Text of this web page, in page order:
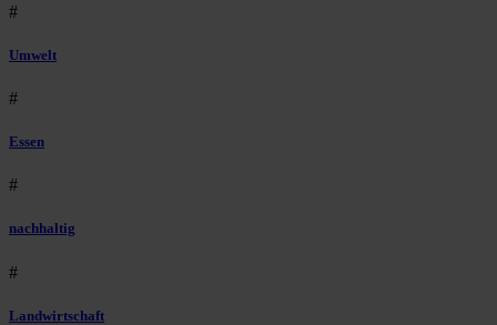
#
Umwelt
#
Essen
#
nachhaltig
#
Landwirtschaft